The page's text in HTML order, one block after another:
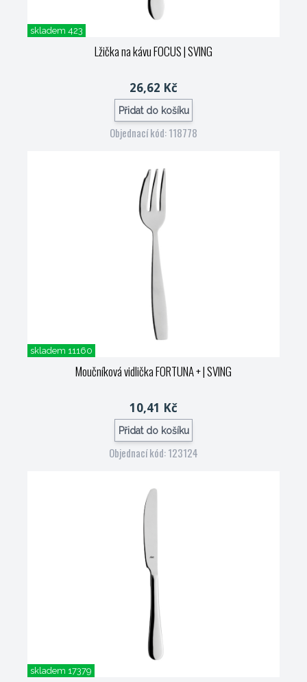
skladem 423
Lžička na kávu FOCUS| SVING
26,62 Kč
Přidat do košíku
Objednací kód: 118778
skladem 11160
Moučníková vidlička FORTUNA +| SVING
10,41 Kč
Přidat do košíku
Objednací kód: 123124
skladem 17379